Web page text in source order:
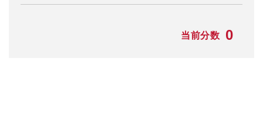
当前分数 0